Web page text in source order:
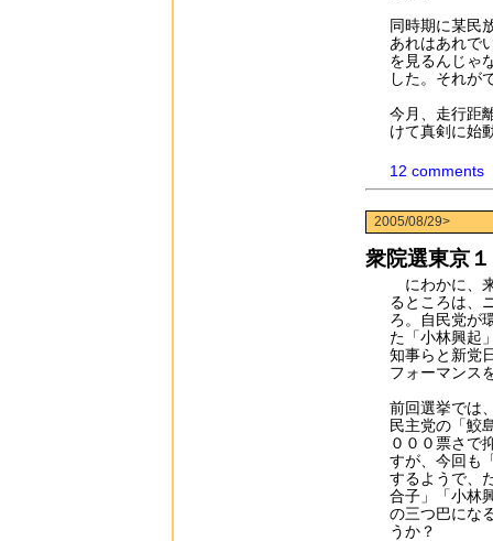
同時期に某民
あれはあれで
を見るんじゃ
した。それが
今月、走行距
けて真剣に始
12 comments
2005/08/29>
衆院選東京
にわかに、
るところは、
ろ。自民党が
た「小林興起
知事らと新党
フォーマンス
前回選挙では
民主党の「鮫
０００票さで
すが、今回も
するようで、
合子」「小林
の三つ巴にな
うか？